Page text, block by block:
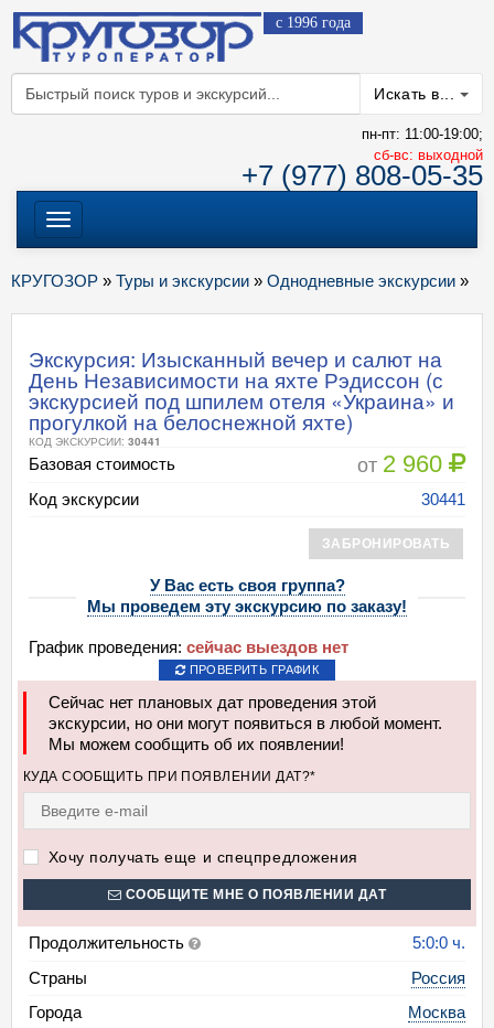
с 1996 года
Искать в...
пн-пт: 11:00-19:00;
cб-вс: выходной
+7 (977) 808-05-35
Меню
КРУГОЗОР » Туры и экскурсии » Однодневные экскурсии »
Экскурсия: Изысканный вечер и салют на
День Независимости на яхте Рэдиссон (с
экскурсией под шпилем отеля «Украина» и
прогулкой на белоснежной яхте)
КОД ЭКСКУРСИИ: 30441
Базовая стоимость от 2 960
Код экскурсии 30441
ЗАБРОНИРОВАТЬ
У Вас есть своя группа?
Мы проведем эту экскурсию по заказу!
График проведения: сейчас выездов нет
ПРОВЕРИТЬ ГРАФИК
Сейчас нет плановых дат проведения этой
экскурсии, но они могут появиться в любой момент.
Мы можем сообщить об их появлении!
КУДА СООБЩИТЬ ПРИ ПОЯВЛЕНИИ ДАТ?*
Хочу получать еще и спецпредложения
СООБЩИТЕ МНЕ О ПОЯВЛЕНИИ ДАТ
Продолжительность
5:0:0 ч.
Страны
Россия
Города
Москва